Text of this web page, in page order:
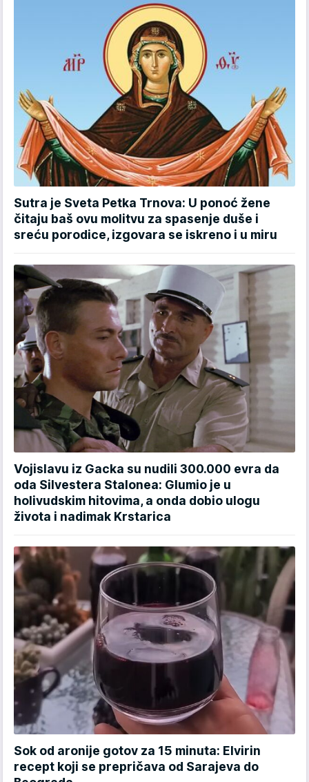
Sutra je Sveta Petka Trnova: U ponoć žene
čitaju baš ovu molitvu za spasenje duše i
sreću porodice, izgovara se iskreno i u miru
Vojislavu iz Gacka su nudili 300.000 evra da
oda Silvestera Stalonea: Glumio je u
holivudskim hitovima, a onda dobio ulogu
života i nadimak Krstarica
Sok od aronije gotov za 15 minuta: Elvirin
recept koji se prepričava od Sarajeva do